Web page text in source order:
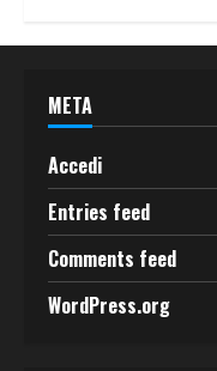
META
Accedi
Entries feed
Comments feed
WordPress.org